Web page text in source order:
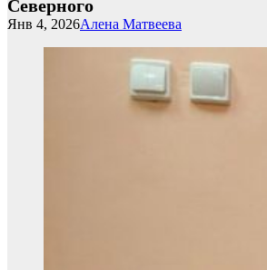
Северного
Алена Матвеева
Янв 4, 2026